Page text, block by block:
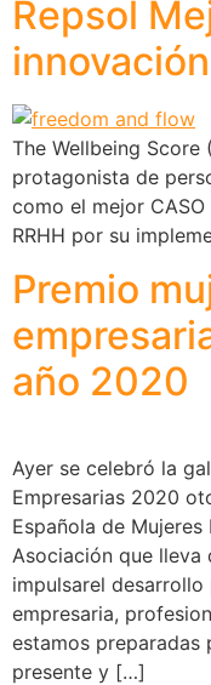
Repsol
The Wellbeing Score
protagonista de
como el mejor
RRHH por su
Premio
año 2020
Ayer se celebró la
Empresarias 2020
Española de
Asociación que lleva
impulsarel
empresaria,
estamos preparadas
presente y […]